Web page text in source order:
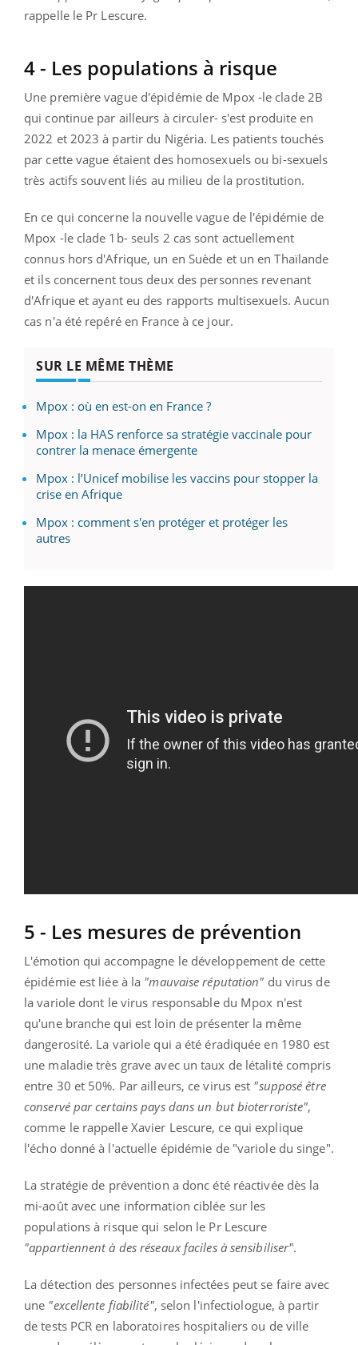
rappelle le Pr Lescure.
4 - Les populations à risque
Une première vague d'épidémie de Mpox -le clade 2B
qui continue par ailleurs à circuler- s'est produite en
2022 et 2023 à partir du Nigéria. Les patients touchés
par cette vague étaient des homosexuels ou bi-sexuels
très actifs souvent liés au milieu de la prostitution.
En ce qui concerne la nouvelle vague de l'épidémie de
Mpox -le clade 1b- seuls 2 cas sont actuellement
connus hors d'Afrique, un en Suède et un en Thaïlande
et ils concernent tous deux des personnes revenant
d'Afrique et ayant eu des rapports multisexuels. Aucun
cas n'a été repéré en France à ce jour.
SUR LE MÊME THÈME
Mpox : où en est-on en France ?
Mpox : la HAS renforce sa stratégie vaccinale pour
contrer la menace émergente
Mpox : l’Unicef mobilise les vaccins pour stopper la
crise en Afrique
Mpox : comment s'en protéger et protéger les
autres
5 - Les mesures de prévention
L'émotion qui accompagne le développement de cette
épidémie est liée à la "mauvaise réputation" du virus de
la variole dont le virus responsable du Mpox n'est
qu'une branche qui est loin de présenter la même
dangerosité. La variole qui a été éradiquée en 1980 est
une maladie très grave avec un taux de létalité compris
entre 30 et 50%. Par ailleurs, ce virus est "supposé être
conservé par certains pays dans un but bioterroriste",
comme le rappelle Xavier Lescure, ce qui explique
l'écho donné à l'actuelle épidémie de "variole du singe".
La stratégie de prévention a donc été réactivée dès la
mi-août avec une information ciblée sur les
populations à risque qui selon le Pr Lescure
"appartiennent à des réseaux faciles à sensibiliser".
La détection des personnes infectées peut se faire avec
une "excellente fiabilité", selon l'infectiologue, à partir
de tests PCR en laboratoires hospitaliers ou de ville